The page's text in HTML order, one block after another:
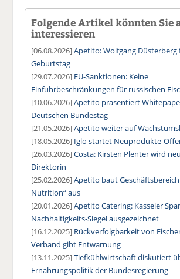
Folgende Artikel könnten Sie
interessieren
[06.08.2026]Apetito: Wolfgang Düsterberg
Geburtstag
[29.07.2026] EU-Sanktionen: Keine
Einfuhrbeschränkungen für russischen
[10.06.2026]Apetito präsentiert
Deutschen Bundestag
[21.05.2026]Apetito weiter auf
[18.05.2026] Iglo startet Neuprodukte-
[26.03.2026]Costa: Kirsten Plenter wird
Direktorin
[25.02.2026]Apetito baut Geschäftsbereich
Nutrition“ aus
[20.01.2026]Apetito Catering: Kasseler
Nachhaltigkeits-Siegel ausgezeichnet
[16.12.2025] Rückverfolgbarkeit von
Verband gibt Entwarnung
[13.11.2025]Tiefkühlwirtschaft diskutiert
Ernährungspolitik der Bundesregierung